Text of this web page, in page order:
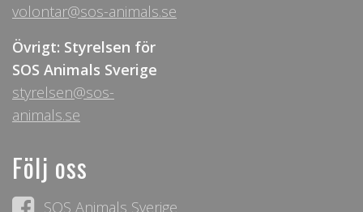
volontar@sos-animals.se
Övrigt: Styrelsen för
SOS Animals Sverige
styrelsen@sos-
animals.se
Följ oss
SOS Animals Sverige